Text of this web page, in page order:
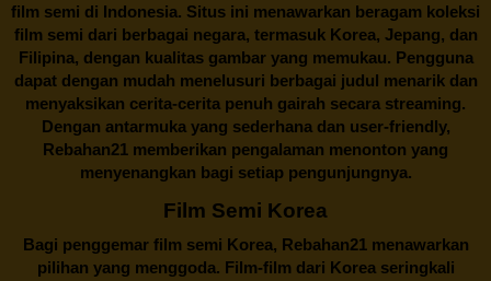
film semi di Indonesia. Situs ini menawarkan beragam koleksi
film semi dari berbagai negara, termasuk Korea, Jepang, dan
Filipina, dengan kualitas gambar yang memukau. Pengguna
dapat dengan mudah menelusuri berbagai judul menarik dan
menyaksikan cerita-cerita penuh gairah secara streaming.
Dengan antarmuka yang sederhana dan user-friendly,
Rebahan21 memberikan pengalaman menonton yang
menyenangkan bagi setiap pengunjungnya.
Film Semi Korea
Bagi penggemar film semi Korea, Rebahan21menawarkan
pilihan yang menggoda. Film-film dari Korea seringkali